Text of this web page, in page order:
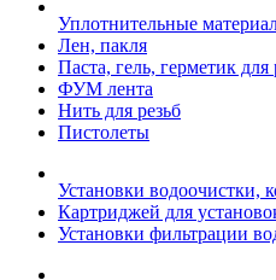
Уплотнительные
Лен, пакля
Паста, гель, герметик для
ФУМ лента
Нить для резьб
Пистолеты
Установки водоочистки,
Картриджей для
Установки фильтрации